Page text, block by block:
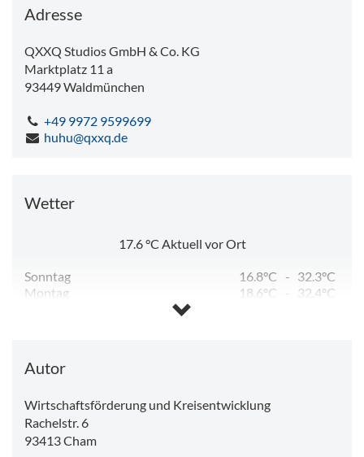
Adresse
QXXQ Studios GmbH & Co. KG
Marktplatz 11 a
93449Waldmünchen
+49 9972 9599699
huhu@qxxq.de
Wetter
17.6°C Aktuell vor Ort
Sonntag 16.8°C - 32.3°C
Montag
18.6°C -
32.4°C
Autor
Wirtschaftsförderung und Kreisentwicklung
Rachelstr. 6
93413Cham